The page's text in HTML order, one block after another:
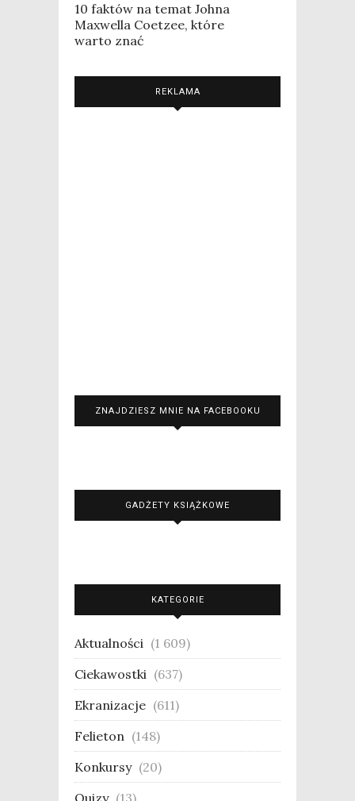
10 faktów na temat Johna
Maxwella Coetzee, które
warto znać
REKLAMA
ZNAJDZIESZ MNIE NA FACEBOOKU
GADŻETY KSIĄŻKOWE
KATEGORIE
Aktualności (1 609)
Ciekawostki (637)
Ekranizacje (611)
Felieton (148)
Konkursy (20)